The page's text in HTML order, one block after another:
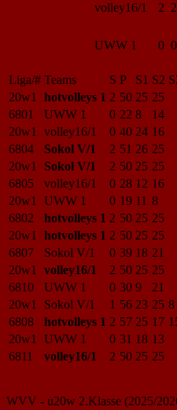
volley16/1
2 2
UWW 1
0 0
Liga/# Teams S P S1 S2
20w1
hotvolleys 1 2 50 25 25
6801
UWW 1 0 22 8
14
20w1
volley16/1 0 40 24 16
6804
Sokol V/1 2 51 26 25
20w1
Sokol V/1 2 50 25 25
6805
volley16/1 0 28 12 16
20w1
UWW 1 0 19 11 8
6802
hotvolleys 1 2 50 25 25
20w1
hotvolleys 1 2 50 25 25
6807
Sokol V/1 0 39 18 21
20w1
volley16/1 2 50 25 25
6810
UWW 1 0 30 9
21
20w1
Sokol V/1 1 56 23 25 8
6808
hotvolleys 1 2 57 25 17
20w1
UWW 1 0 31 18 13
6811
volley16/1 2 50 25 25
WVV - u20w 2.Klasse (2025/